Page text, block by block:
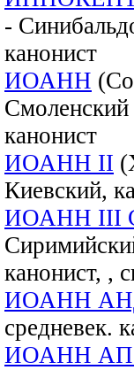
-
канонист
ИОАНН
канонист
ИОАНН II
Киевский,
ИОАНН III
канонист, ,
ИОАНН
средневек.
ИОАНН